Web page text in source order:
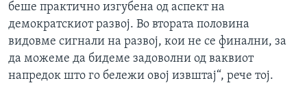
беше практично изгубена од аспект на
демократскиот развој. Во втората половина
видовме сигнали на развој, кои не се финални, за
да можеме да бидеме задоволни од ваквиот
напредок што го бележи овој извштај“, рече тој.